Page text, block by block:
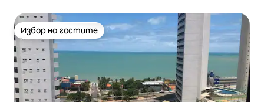
Избор на гостите
Избор на гостите